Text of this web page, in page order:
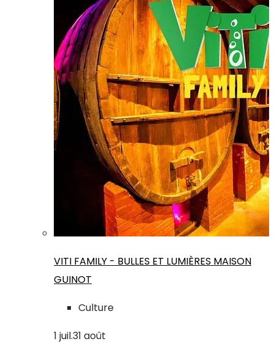
VITI FAMILY - BULLES ET LUMIÈRES MAISON
GUINOT
Culture
1 juil.31 août